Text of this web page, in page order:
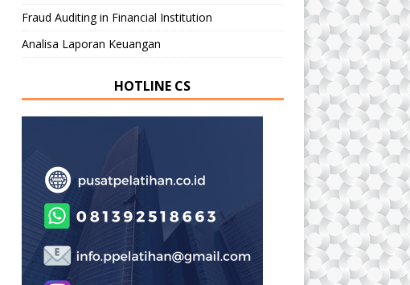
Fraud Auditing in Financial Institution
Analisa Laporan Keuangan
HOTLINE CS